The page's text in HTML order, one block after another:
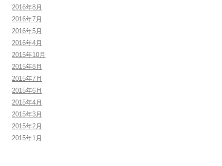
2016年8月
2016年7月
2016年5月
2016年4月
2015年10月
2015年8月
2015年7月
2015年6月
2015年4月
2015年3月
2015年2月
2015年1月